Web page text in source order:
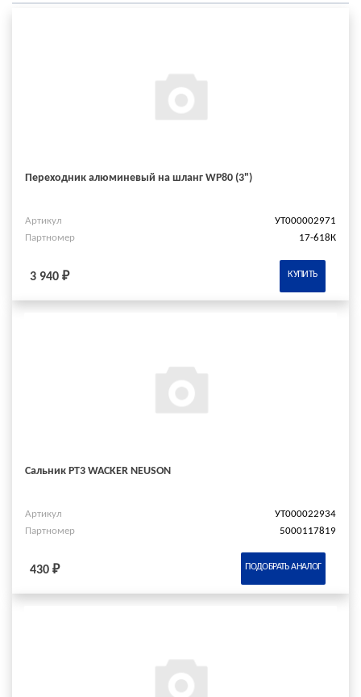
Переходник алюминевый на шланг WP80 (3")
Артикул
УТ000002971
Партномер
17-618К
3 940 ₽ КУПИТЬ
Сальник PT3 WACKER NEUSON
Артикул
УТ000022934
Партномер
5000117819
430 ₽ ПОДОБРАТЬ АНАЛОГ